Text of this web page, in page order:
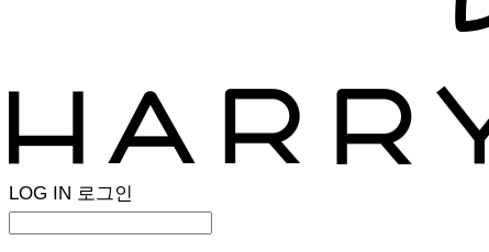
LOG IN 로그인